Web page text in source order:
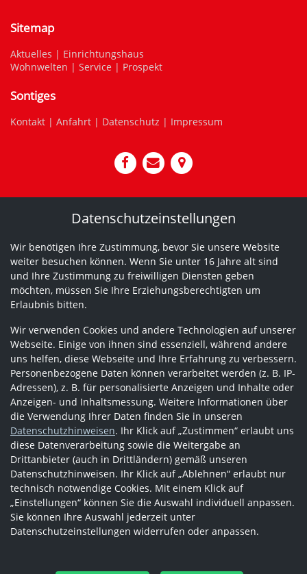
Sitemap
Aktuelles | Einrichtungshaus
Wohnwelten | Service | Prospekt
Sontiges
Kontakt | Anfahrt | Datenschutz | Impressum
Datenschutzeinstellungen
Wir benötigen Ihre Zustimmung, bevor Sie unsere Website
weiter besuchen können. Wenn Sie unter 16 Jahre alt sind
und Ihre Zustimmung zu freiwilligen Diensten geben
möchten, müssen Sie Ihre Erziehungsberechtigten um
Erlaubnis bitten.
Wir verwenden Cookies und andere Technologien auf unserer
Webseite. Einige von ihnen sind essenziell, während andere
uns helfen, diese Webseite und Ihre Erfahrung zu verbessern.
Personenbezogene Daten können verarbeitet werden (z. B. IP-
Adressen), z. B. für personalisierte Anzeigen und Inhalte oder
Anzeigen- und Inhaltsmessung. Weitere Informationen über
die Verwendung Ihrer Daten finden Sie in unseren
Datenschutzhinweisen. Ihr Klick auf „Zustimmen“ erlaubt uns
diese Datenverarbeitung sowie die Weitergabe an
Drittanbieter (auch in Drittländern) gemäß unseren
Datenschutzhinweisen. Ihr Klick auf „Ablehnen“ erlaubt nur
technisch notwendige Cookies. Mit einem Klick auf
„Einstellungen“ können Sie die Auswahl individuell anpassen.
Sie können Ihre Auswahl jederzeit unter
Datenschutzeinstellungen widerrufen oder anpassen.